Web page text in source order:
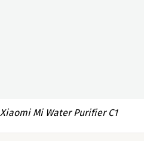
Xiaomi Mi Water Purifier C1